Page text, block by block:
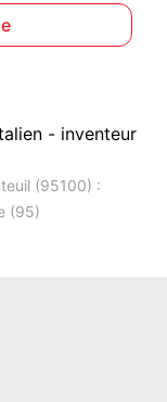
- inventeur
(95100) :
(95)